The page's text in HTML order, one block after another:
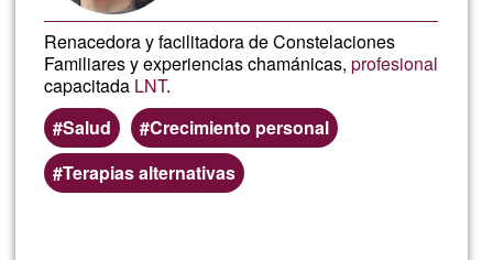
Renacedora y facilitadora de Constelaciones
Familiares y experiencias chamánicas,profesional
capacitada LNT.
Salud
Crecimiento personal
Terapias alternativas